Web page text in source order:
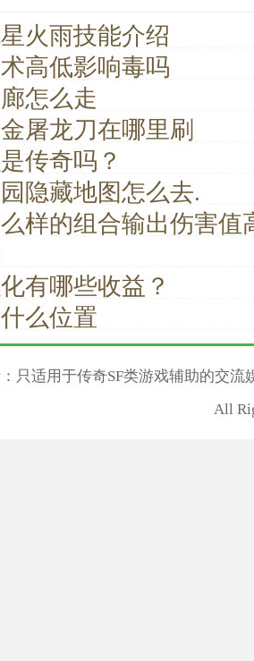
火雨技能介绍
高低影响毒吗
怎么走
屠龙刀在哪里刷
传奇吗？
隐藏地图怎么去.
样的组合输出伤害值
有哪些收益？
么位置
只适用于传奇SF类游戏辅助的交
All